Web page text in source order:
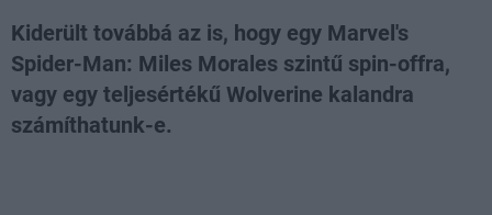
Kiderült továbbá az is, hogy egy Marvel's
Spider-Man: Miles Morales szintű spin-offra,
vagy egy teljesértékű Wolverine kalandra
számíthatunk-e.